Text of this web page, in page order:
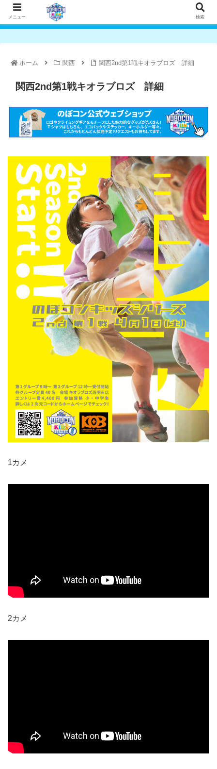
ホーム 関西 関西2nd第1戦キオラブロズ 詳細
関西2nd第1戦キオラブロズ 詳細
1カメ
2カメ
メニュー 検索